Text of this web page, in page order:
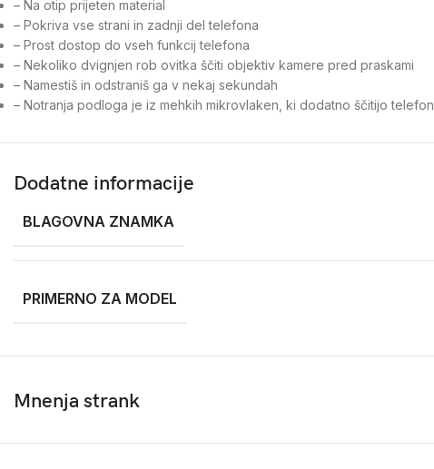
– Na otip prijeten material
– Pokriva vse strani in zadnji del telefona
– Prost dostop do vseh funkcij telefona
– Nekoliko dvignjen rob ovitka ščiti objektiv kamere pred praskami
– Namestiš in odstraniš ga v nekaj sekundah
– Notranja podloga je iz mehkih mikrovlaken, ki dodatno ščitijo telefon
Dodatne informacije
BLAGOVNA ZNAMKA
PRIMERNO ZA MODEL
Mnenja strank